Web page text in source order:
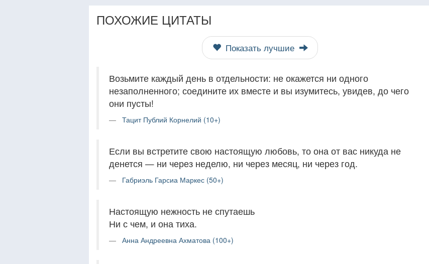
ПОХОЖИЕ ЦИТАТЫ
Показать лучшие
Возьмите каждый день в отдельности: не окажется ни одного
незаполненного; соедините их вместе и вы изумитесь, увидев, до чего
они пусты!
Тацит Публий Корнелий (10+)
Если вы встретите свою настоящую любовь, то она от вас никуда не
денется — ни через неделю, ни через месяц, ни через год.
Габриэль Гарсиа Маркес (50+)
Настоящую нежность не спутаешь
Ни с чем, и она тиха.
Анна Андреевна Ахматова (100+)